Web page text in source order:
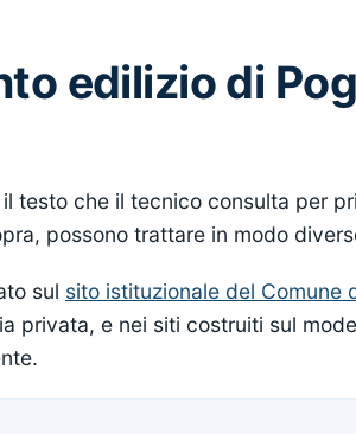
edilizio di
il testo che il tecnico consulta per
possono trattare in modo
sul sito istituzionale del Comune
privata, e nei siti costruiti sul